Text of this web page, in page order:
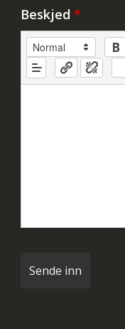
Beskjed *